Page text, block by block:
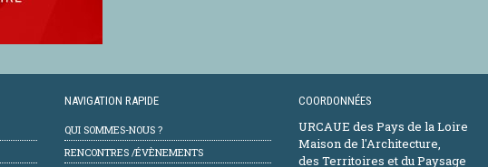
NAVIGATION RAPIDE
QUI SOMMES-NOUS ?
RENCONTRES /ÉVÈNEMENTS
COORDONNÉES
URCAUE des Pays de la Loire
Maison de l'Architecture,
des Territoires et du Paysage